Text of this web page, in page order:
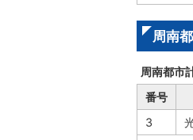
周南
周南都市
番号
3